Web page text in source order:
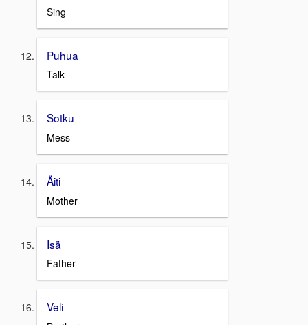
Sing
Puhua
Talk
Sotku
Mess
Äiti
Mother
Isä
Father
Veli